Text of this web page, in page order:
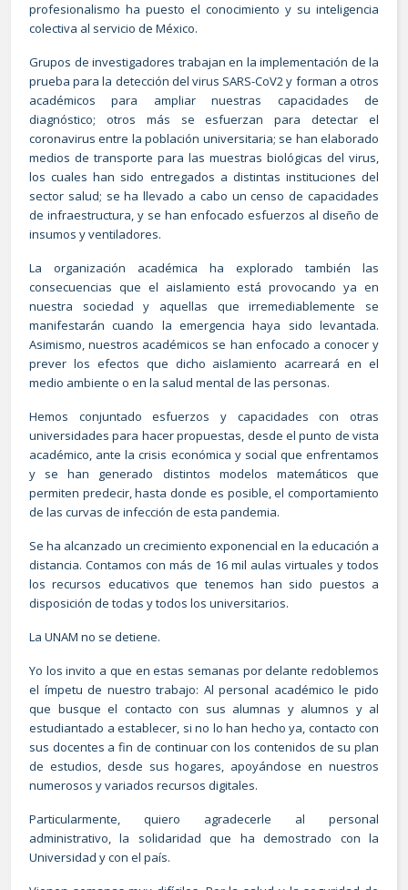
profesionalismo ha puesto el conocimiento y su inteligencia
colectiva al servicio de México.
Grupos de investigadores trabajan en la implementación de la
prueba para la detección del virus SARS-CoV2 y forman a otros
académicos para ampliar nuestras capacidades de
diagnóstico; otros más se esfuerzan para detectar el
coronavirus entre la población universitaria; se han elaborado
medios de transporte para las muestras biológicas del virus,
los cuales han sido entregados a distintas instituciones del
sector salud; se ha llevado a cabo un censo de capacidades
de infraestructura, y se han enfocado esfuerzos al diseño de
insumos y ventiladores.
La organización académica ha explorado también las
consecuencias que el aislamiento está provocando ya en
nuestra sociedad y aquellas que irremediablemente se
manifestarán cuando la emergencia haya sido levantada.
Asimismo, nuestros académicos se han enfocado a conocer y
prever los efectos que dicho aislamiento acarreará en el
medio ambiente o en la salud mental de las personas.
Hemos conjuntado esfuerzos y capacidades con otras
universidades para hacer propuestas, desde el punto de vista
académico, ante la crisis económica y social que enfrentamos
y se han generado distintos modelos matemáticos que
permiten predecir, hasta donde es posible, el comportamiento
de las curvas de infección de esta pandemia.
Se ha alcanzado un crecimiento exponencial en la educación a
distancia. Contamos con más de 16 mil aulas virtuales y todos
los recursos educativos que tenemos han sido puestos a
disposición de todas y todos los universitarios.
La UNAM no se detiene.
Yo los invito a que en estas semanas por delante redoblemos
el ímpetu de nuestro trabajo: Al personal académico le pido
que busque el contacto con sus alumnas y alumnos y al
estudiantado a establecer, si no lo han hecho ya, contacto con
sus docentes a fin de continuar con los contenidos de su plan
de estudios, desde sus hogares, apoyándose en nuestros
numerosos y variados recursos digitales.
Particularmente, quiero agradecerle al personal
administrativo, la solidaridad que ha demostrado con la
Universidad y con el país.